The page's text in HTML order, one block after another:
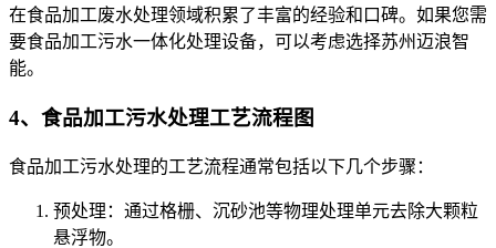
在食品加工废水处理领域积累了丰富的经验和口碑。如果您需
要食品加工污水一体化处理设备，可以考虑选择苏州迈浪智
能。
4、食品加工污水处理工艺流程图
食品加工污水处理的工艺流程通常包括以下几个步骤：
预处理：通过格栅、沉砂池等物理处理单元去除大颗粒
悬浮物。